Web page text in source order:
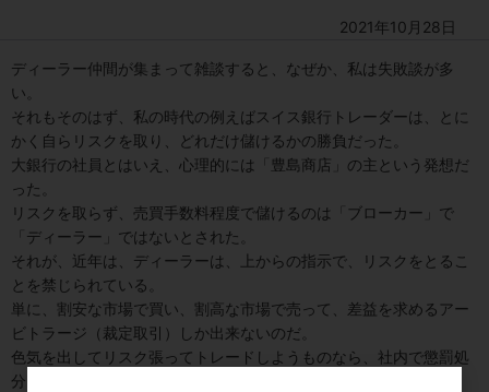
2021年10月28日
ディーラー仲間が集まって雑談すると、なぜか、私は失敗談が多
い。
それもそのはず、私の時代の例えばスイス銀行トレーダーは、とに
かく自らリスクを取り、どれだけ儲けるかの勝負だった。
大銀行の社員とはいえ、心理的には「豊島商店」の主という発想だ
った。
リスクを取らず、売買手数料程度で儲けるのは「ブローカー」で
「ディーラー」ではないとされた。
それが、近年は、ディーラーは、上からの指示で、リスクをとるこ
とを禁じられている。
単に、割安な市場で買い、割高な市場で売って、差益を求めるアー
ビトラージ（裁定取引）しか出来ないのだ。
色気を出してリスク張ってトレードしようものなら、社内で懲罰処
分を受けかねない。